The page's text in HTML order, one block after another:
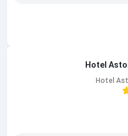
Hotel
Hotel